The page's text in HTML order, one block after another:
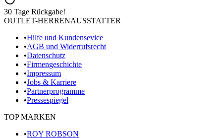
30 Tage Rückgabe!
OUTLET-HERRENAUSSTATTER
•Hilfe und Kundensevice
•AGB und Widerrufsrecht
•Datenschutz
•Firmengeschichte
•Impressum
•Jobs & Karriere
•Partnerprogramme
•Pressespiegel
TOP MARKEN
•ROY ROBSON